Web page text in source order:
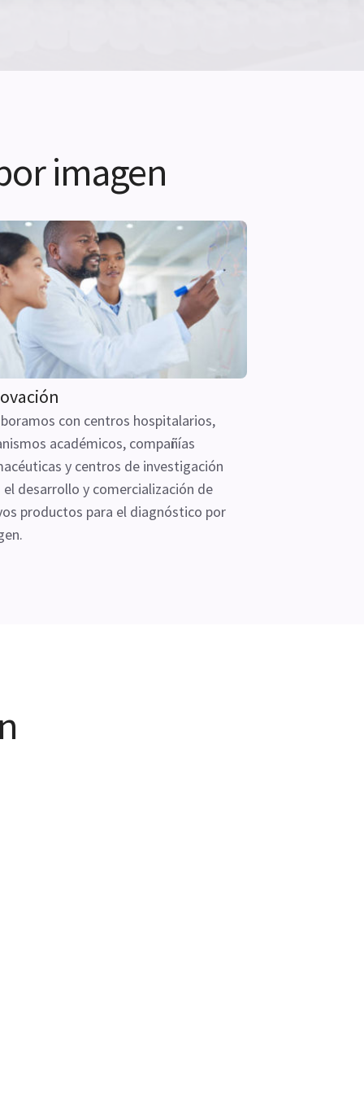
imagen
con centros hospitalarios,
académicos, compañías
y centros de investigación
el desarrollo y comercialización de
productos para el diagnóstico por